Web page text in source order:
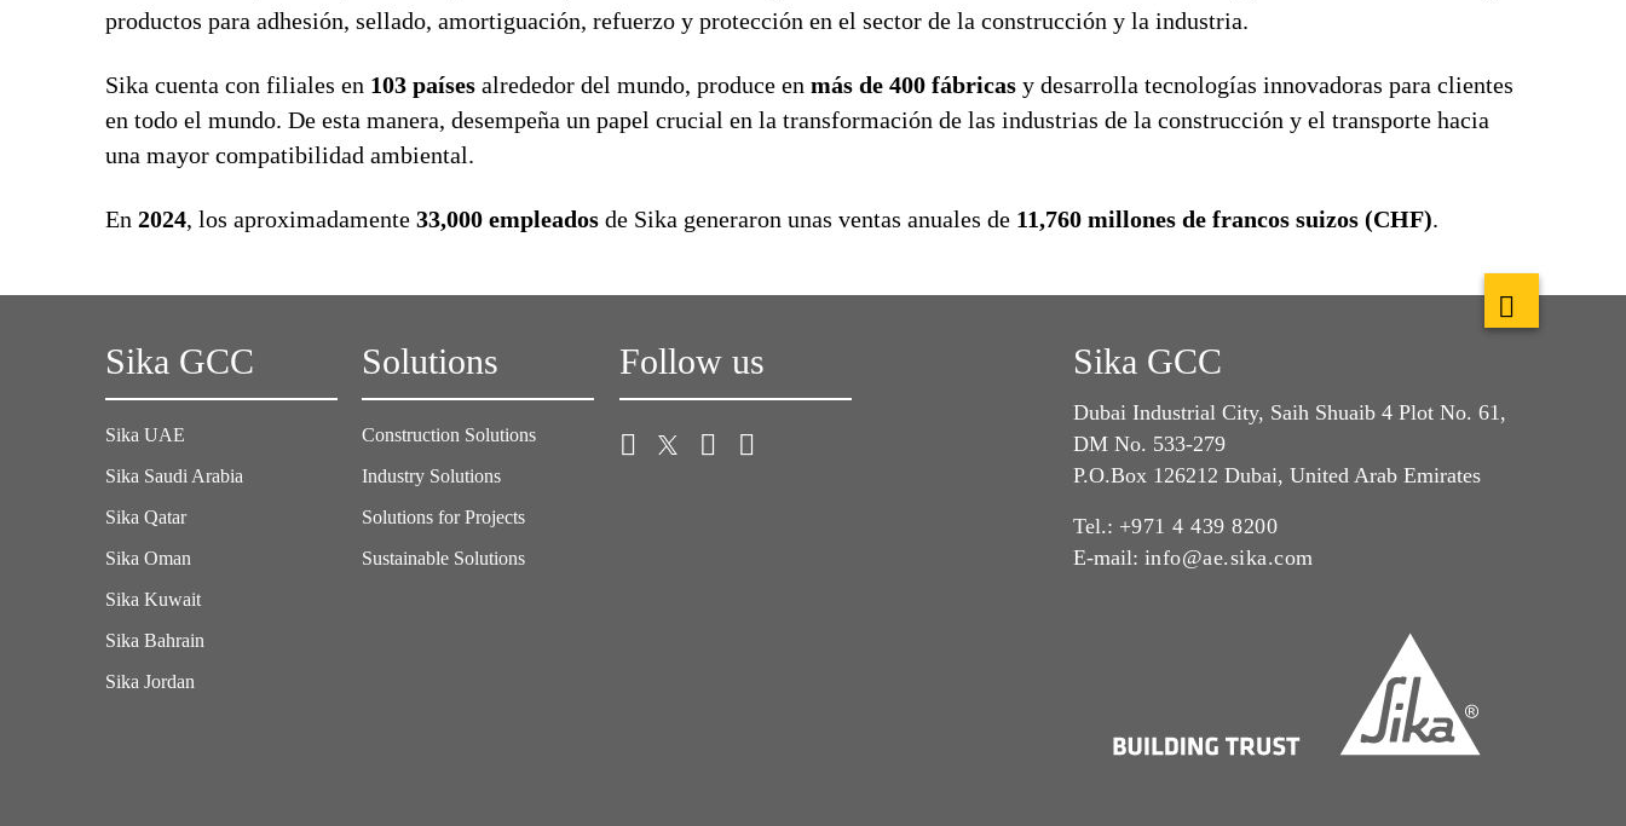
productos para adhesión, sellado, amortiguación, refuerzo y protección en el sector de la construcción y la industria.
Sika cuenta con filiales en 103 países alrededor del mundo, produce en más de 400 fábricas y desarrolla tecnologías innovadoras para clientes
en todo el mundo. De esta manera, desempeña un papel crucial en la transformación de las industrias de la construcción y el transporte hacia
una mayor compatibilidad ambiental.
En 2024, los aproximadamente 33,000 empleados de Sika generaron unas ventas anuales de 11,760 millones de francos suizos (CHF).
Sika GCC
Sika UAE
Sika Saudi Arabia
Sika Qatar
Sika Oman
Sika Kuwait
Sika Bahrain
Sika Jordan
Solutions
Construction Solutions
Industry Solutions
Solutions for Projects
Sustainable Solutions
Follow us Sika GCC
Dubai Industrial City, Saih Shuaib 4 Plot No. 61,
DM No. 533-279
P.O.Box 126212 Dubai, United Arab Emirates
Tel.: +971 4 439 8200
E-mail: info@ae.sika.com